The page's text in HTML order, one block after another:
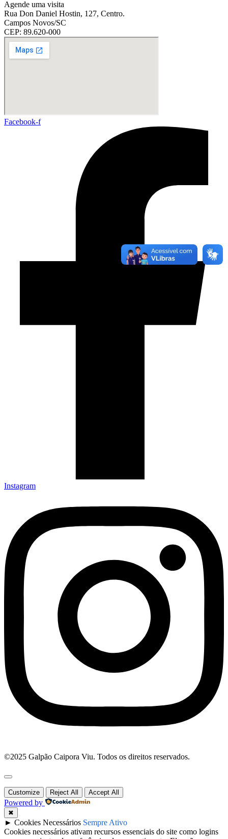
Agende uma visita
Rua Don Daniel Hostin, 127, Centro.
Campos Novos/SC
CEP: 89.620-000
Facebook-f
Instagram
©2025 Galpão Caipora Viu. Todos os direitos reservados.
Customize Reject All Accept All
Powered by
✖
► Cookies Necessários Sempre Ativo
Cookies necessários ativam recursos essenciais do site como logins